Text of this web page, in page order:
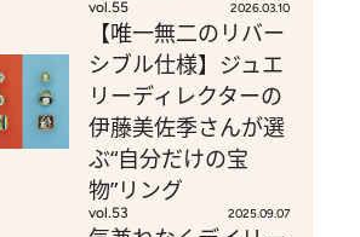
vol.55 2026.03.10
【唯一無二のリバー
シブル仕様】ジュエ
リーディレクターの
伊藤美佐季さんが選
ぶ“自分だけの宝
物”リング
vol.53 2025.09.07